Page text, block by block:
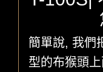
簡單說, 我們
型的布猴頭